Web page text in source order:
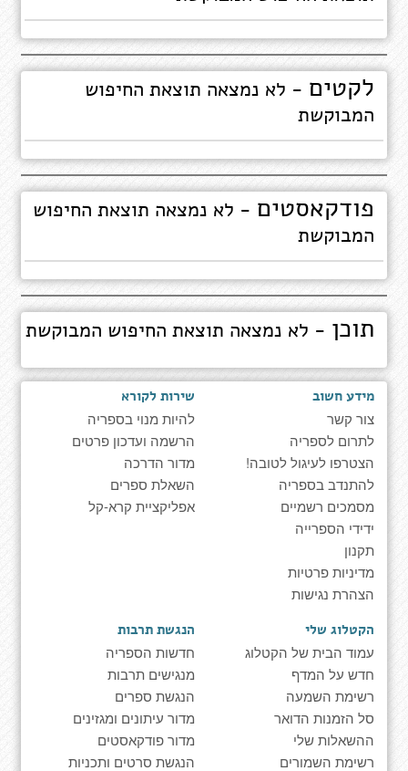
לקטים - לא נמצאה תוצאת החיפוש
המבוקשת
פודקאסטים - לא נמצאה תוצאת החיפוש
המבוקשת
תוכן - לא נמצאה תוצאת החיפוש המבוקשת
מידע חשוב
צור קשר
לתרום לספריה
הצטרפו לעיגול לטובה!
להתנדב בספריה
מסמכים רשמיים
ידידי הספרייה
תקנון
מדיניות פרטיות
הצהרת נגישות
שירות לקורא
להיות מנוי בספריה
הרשמה ועדכון פרטים
מדור הדרכה
השאלת ספרים
אפליקציית קרא-קל
הקטלוג שלי
עמוד הבית של הקטלוג
חדש על המדף
רשימת השמעה
סל הזמנות הדואר
ההשאלות שלי
רשימת השמורים
הנגשת תרבות
חדשות הספריה
מנגישים תרבות
הנגשת ספרים
מדור עיתונים ומגזינים
מדור פודקאסטים
הנגשת סרטים ותכניות